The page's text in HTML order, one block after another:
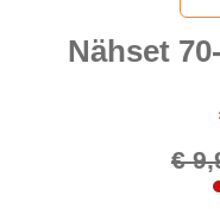
Nähset
€